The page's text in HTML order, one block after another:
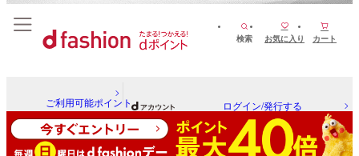
検索 お気に入り カート
ご利用可能ポイント ログイン/発行する